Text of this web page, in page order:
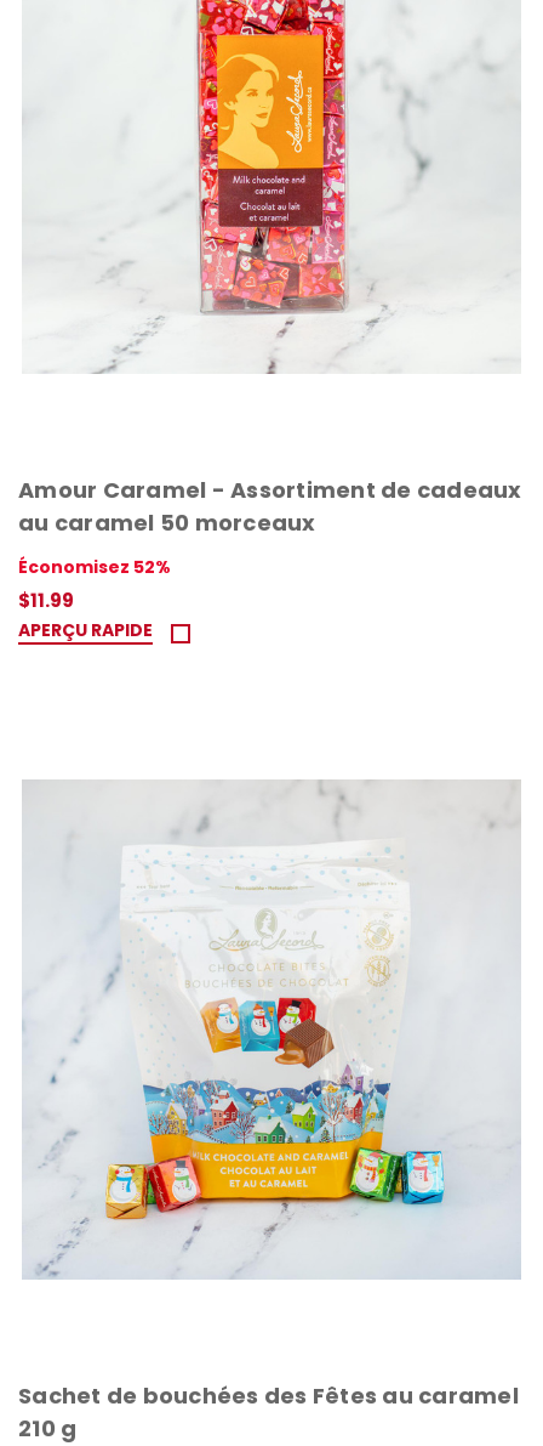
Amour Caramel - Assortiment de cadeaux
au caramel 50 morceaux
Économisez 52%
$11.99
APERÇU RAPIDE
Sachet de bouchées des Fêtes au caramel
210 g